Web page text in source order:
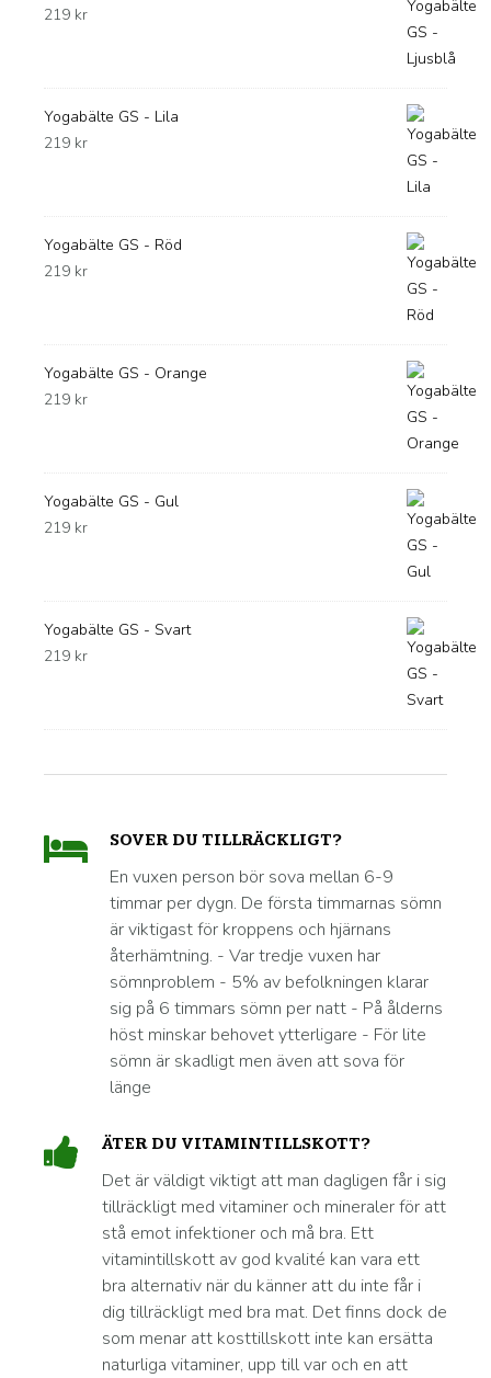
219 kr
Yogabälte GS - Lila
219 kr
Yogabälte GS - Röd
219 kr
Yogabälte GS - Orange
219 kr
Yogabälte GS - Gul
219 kr
Yogabälte GS - Svart
219 kr
SOVER DU TILLRÄCKLIGT?
En vuxen person bör sova mellan 6-9
timmar per dygn. De första timmarnas sömn
är viktigast för kroppens och hjärnans
återhämtning. - Var tredje vuxen har
sömnproblem - 5% av befolkningen klarar
sig på 6 timmars sömn per natt - På ålderns
höst minskar behovet ytterligare - För lite
sömn är skadligt men även att sova för
länge
ÄTER DU VITAMINTILLSKOTT?
Det är väldigt viktigt att man dagligen får i sig
tillräckligt med vitaminer och mineraler för att
stå emot infektioner och må bra. Ett
vitamintillskott av god kvalité kan vara ett
bra alternativ när du känner att du inte får i
dig tillräckligt med bra mat. Det finns dock de
som menar att kosttillskott inte kan ersätta
naturliga vitaminer, upp till var och en att